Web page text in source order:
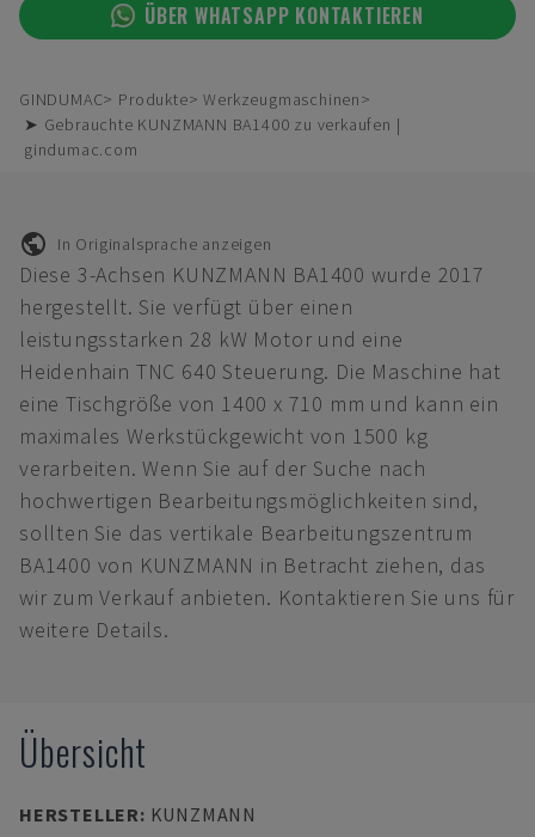
ÜBER WHATSAPP KONTAKTIEREN
GINDUMAC Produkte
Werkzeugmaschinen
➤ Gebrauchte KUNZMANN BA1400 zu verkaufen |
gindumac.com
In Originalsprache anzeigen
Diese 3-Achsen KUNZMANN BA1400 wurde 2017
hergestellt. Sie verfügt über einen
leistungsstarken 28 kW Motor und eine
Heidenhain TNC 640 Steuerung. Die Maschine hat
eine Tischgröße von 1400 x 710 mm und kann ein
maximales Werkstückgewicht von 1500 kg
verarbeiten. Wenn Sie auf der Suche nach
hochwertigen Bearbeitungsmöglichkeiten sind,
sollten Sie das vertikale Bearbeitungszentrum
BA1400 von KUNZMANN in Betracht ziehen, das
wir zum Verkauf anbieten. Kontaktieren Sie uns für
weitere Details.
Übersicht
HERSTELLER: KUNZMANN